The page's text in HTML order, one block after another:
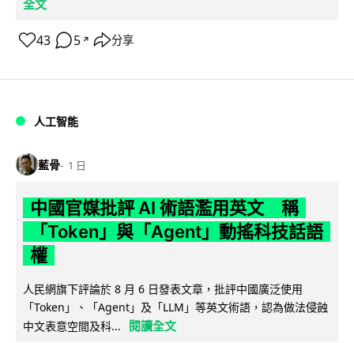
全文
43 5 ↗ 分享
人工智能
藍骨 1 日
中國官媒批評 AI 術語濫用英文 稱
「Token」與「Agent」動搖科技話語
權
人民網旗下評論於 8 月 6 日發表文章，批評中國廣泛使用
「Token」、「Agent」及「LLM」等英文術語，認為做法侵蝕
中文表意空間及科...
閱讀全文